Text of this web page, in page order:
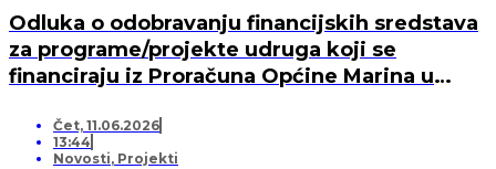
Odluka o odobravanju financijskih sredstava
za programe/projekte udruga koji se
financiraju iz Proračuna Općine Marina u
Čet, 11.06.2026
13:44
Novosti, Projekti